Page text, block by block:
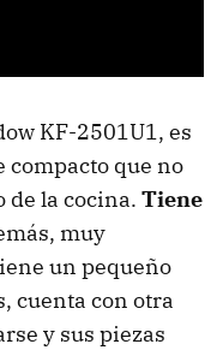
KF-2501U1, es
compacto que no
de la cocina. Tiene
muy
un pequeño
cuenta con otra
y sus piezas